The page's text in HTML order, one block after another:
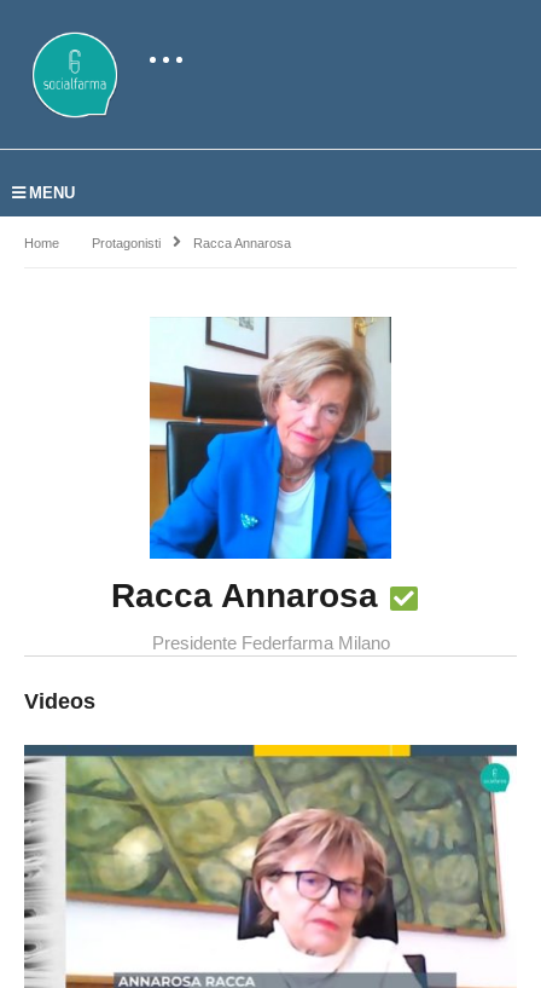
MENU
Home Protagonisti Racca Annarosa
Racca Annarosa
Presidente Federfarma Milano
Videos